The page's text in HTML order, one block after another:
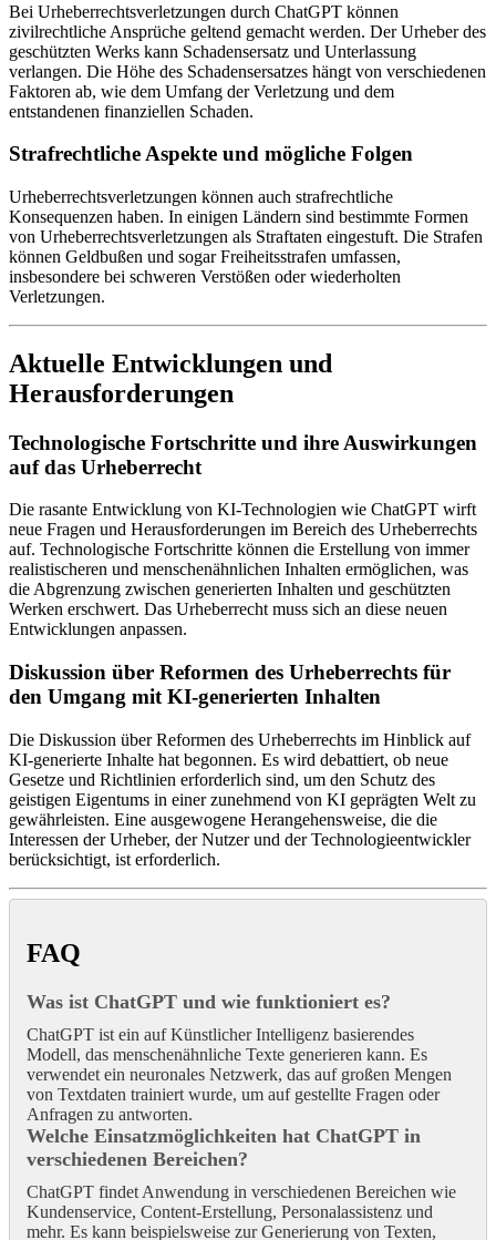
Bei Urheberrechtsverletzungen durch ChatGPT können
zivilrechtliche Ansprüche geltend gemacht werden. Der Urheber des
geschützten Werks kann Schadensersatz und Unterlassung
verlangen. Die Höhe des Schadensersatzes hängt von verschiedenen
Faktoren ab, wie dem Umfang der Verletzung und dem
entstandenen finanziellen Schaden.
Strafrechtliche Aspekte und mögliche Folgen
Urheberrechtsverletzungen können auch strafrechtliche
Konsequenzen haben. In einigen Ländern sind bestimmte Formen
von Urheberrechtsverletzungen als Straftaten eingestuft. Die Strafen
können Geldbußen und sogar Freiheitsstrafen umfassen,
insbesondere bei schweren Verstößen oder wiederholten
Verletzungen.
Aktuelle Entwicklungen und
Herausforderungen
Technologische Fortschritte und ihre Auswirkungen
auf das Urheberrecht
Die rasante Entwicklung von KI-Technologien wie ChatGPT wirft
neue Fragen und Herausforderungen im Bereich des Urheberrechts
auf. Technologische Fortschritte können die Erstellung von immer
realistischeren und menschenähnlichen Inhalten ermöglichen, was
die Abgrenzung zwischen generierten Inhalten und geschützten
Werken erschwert. Das Urheberrecht muss sich an diese neuen
Entwicklungen anpassen.
Diskussion über Reformen des Urheberrechts für
den Umgang mit KI-generierten Inhalten
Die Diskussion über Reformen des Urheberrechts im Hinblick auf
KI-generierte Inhalte hat begonnen. Es wird debattiert, ob neue
Gesetze und Richtlinien erforderlich sind, um den Schutz des
geistigen Eigentums in einer zunehmend von KI geprägten Welt zu
gewährleisten. Eine ausgewogene Herangehensweise, die die
Interessen der Urheber, der Nutzer und der Technologieentwickler
berücksichtigt, ist erforderlich.
FAQ
Was ist ChatGPT und wie funktioniert es?
ChatGPT ist ein auf Künstlicher Intelligenz basierendes
Modell, das menschenähnliche Texte generieren kann. Es
verwendet ein neuronales Netzwerk, das auf großen Mengen
von Textdaten trainiert wurde, um auf gestellte Fragen oder
Anfragen zu antworten.
Welche Einsatzmöglichkeiten hat ChatGPT in
verschiedenen Bereichen?
ChatGPT findet Anwendung in verschiedenen Bereichen wie
Kundenservice, Content-Erstellung, Personalassistenz und
mehr. Es kann beispielsweise zur Generierung von Texten,